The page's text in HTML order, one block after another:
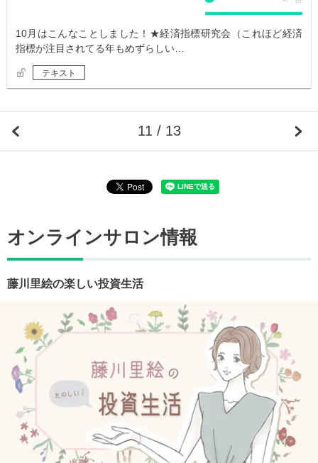
10月はこんなことしました！★経済指標研究会（これほど経済
指標が注目されてる年もめずらしい…
テキスト
11 / 13
オンラインサロン情報
藤川里絵の楽しい投資生活